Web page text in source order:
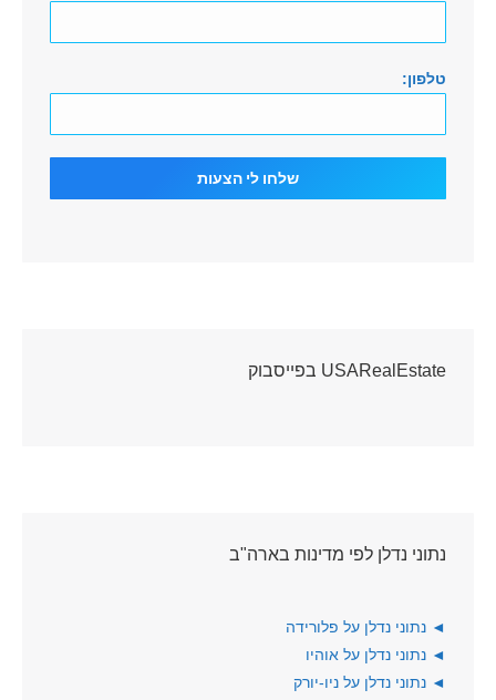
טלפון:
USARealEstate בפייסבוק
נתוני נדלן לפי מדינות בארה"ב
◄ נתוני נדלן על פלורידה
◄ נתוני נדלן על אוהיו
◄ נתוני נדלן על ניו-יורק